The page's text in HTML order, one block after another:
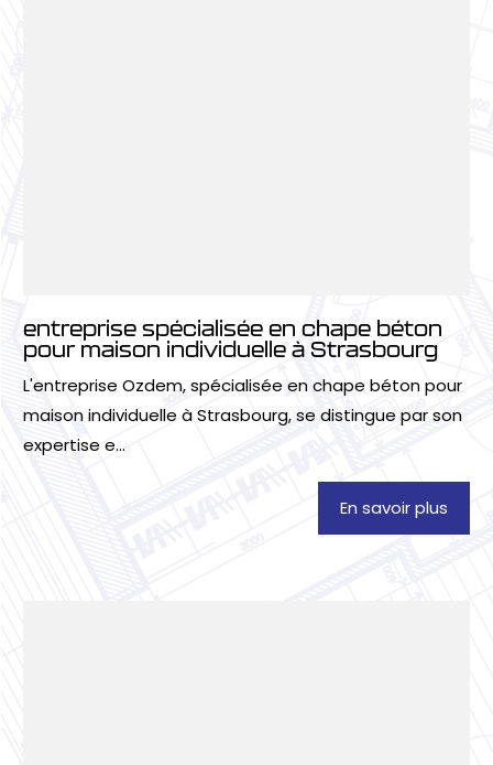
entreprise spécialisée en chape béton
pour maison individuelle à Strasbourg
L'entreprise Ozdem, spécialisée en chape béton pour
maison individuelle à Strasbourg, se distingue par son
expertise e...
En savoir plus